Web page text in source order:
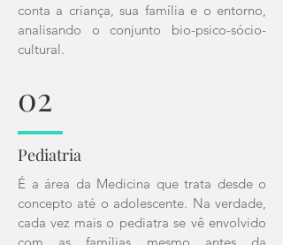
conta a criança, sua família e o entorno,
analisando o conjunto bio-psico-sócio-
cultural.
02
Pediatria
É a área da Medicina que trata desde o
concepto até o adolescente. Na verdade,
cada vez mais o pediatra se vê envolvido